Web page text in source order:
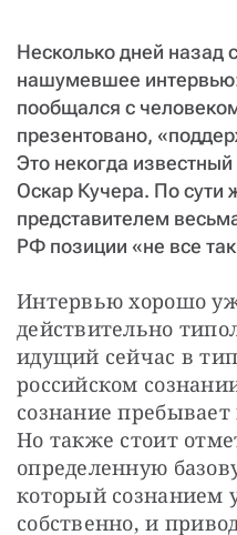
Несколько дней назад
нашумевшее
пообщался с
презентовано,
Это некогда
Оскар Кучера. По сути
представителем
РФ позиции «не все
Интервью хорошо
действительно
идущий сейчас в
российском
сознание пребывает
Но также стоит
определенную
который сознанием
собственно, и